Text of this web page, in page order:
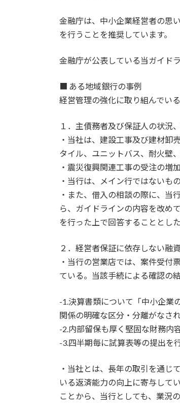
金融庁は、中小企業経営者の思
を行うことを推奨しています。
金融庁が公表している当ガイド
■ ある地域銀行の事例
経営管理の強化に取り組んでい
１．主債務者及び保証人の状況
・当社は、建設工事及び建材卸
タイル、ユニットバス、耐火壁
・震災復興関連工事の受注の増
・当行は、メイン行ではないも
・また、借入の相談の際に、当
ら、ガイドラインの内容を改め
を行った上で回答することとした
２．経営者保証に依存しない融
・当行の営業店では、案件受付
ている。当該手続による確認の
-1.決算書類について「中小企業
関係の明確な区分・分離がなさ
-2.内部留保も厚く堅固な財務内
-3.四半期毎に試算表等の提出を
・当社とは、長年の取引を通じ
いる返済能力の向上に寄与して
ことから、当行としても、業況